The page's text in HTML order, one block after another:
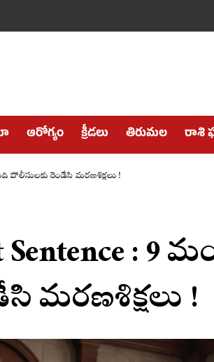
ఆరోగ్యం క్రీడలు తిరుమల రాశి
పోలీసులకు రెండేసి మరణశిక్షలు !
: 9
మరణశిక్షలు !